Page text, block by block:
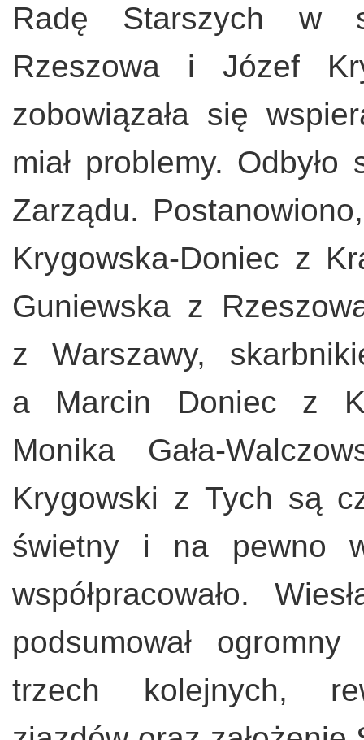
Radę Starszych w
Rzeszowa i Józef
zobowiązała się
miał problemy.
Zarządu.
Krygowska-Doniec z
Guniewska z
z Warszawy,
a Marcin Doniec z
Monika Gała-
Krygowski z Tych są
świetny i na pewno
współpracowało.
podsumował
trzech kolejnych,